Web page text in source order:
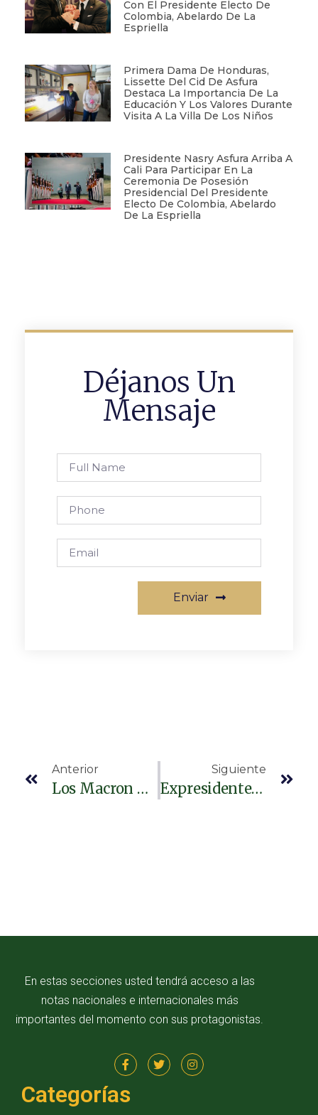
Con El Presidente Electo De
Colombia, Abelardo De La
Espriella
Primera Dama De Honduras,
Lissette Del Cid De Asfura
Destaca La Importancia De La
Educación Y Los Valores Durante
Visita A La Villa De Los Niños
Presidente Nasry Asfura Arriba A
Cali Para Participar En La
Ceremonia De Posesión
Presidencial Del Presidente
Electo De Colombia, Abelardo
De La Espriella
Déjanos Un
Mensaje
Enviar
Anterior
Los Macron Contratan Detectives Para ‘cazar’ A La ‘influencer’ Que Dijo Que Brigitte Nació Hombre
Siguiente
Expresidente Peruano Invoca A Líderes De La Región A «ir A La Guerra»
En estas secciones usted tendrá acceso a las
notas nacionales e internacionales más
importantes del momento con sus protagonistas.
Categorías